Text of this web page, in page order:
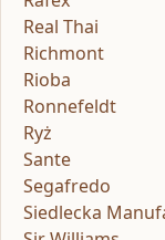
Real Thai
Richmont
Rioba
Ronnefeldt
Ryż
Sante
Segafredo
Siedlecka